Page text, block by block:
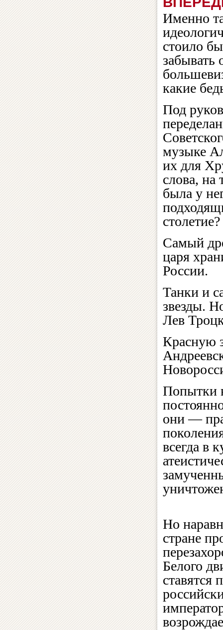
Именно
стоило
забывать
какие
Под
музыке
их для
слова,
была у
столетие?
Самый
царя
России.
Танки и
звезды.
Лев
Красную
Попытки
они —
всегда в
Но
стране
Белого
ставятся